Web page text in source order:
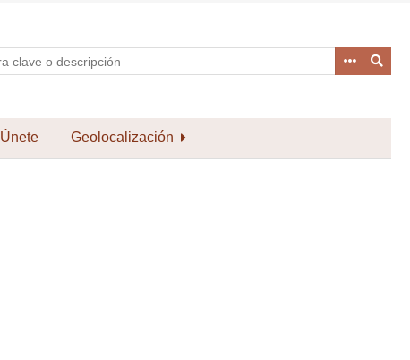
Únete Geolocalización